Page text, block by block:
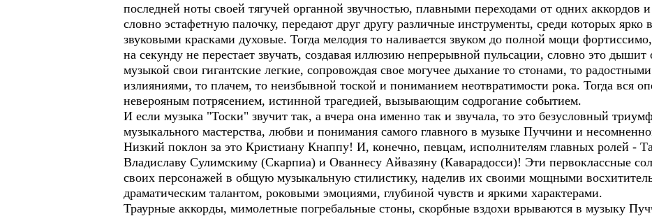
последней ноты своей тягучей органной звучностью, плавными переходами от одних аккордов
словно эстафетную палочку, передают друг другу различные инструменты, среди которых ярко
звуковыми красками духовые. Тогда мелодия то наливается звуком до полной мощи
на секунду не перестает звучать, создавая иллюзию непрерывной пульсации, словно это
музыкой свои гигантские легкие, сопровождая свое могучее дыхание то стонами, то
излияниями, то плачем, то неизбывной тоской и пониманием неотвратимости рока. Тогда вся
неверояным потрясением, истинной трагедией, вызывающим содрогание событием.
И если музыка "Тоски" звучит так, а вчера она именно так и звучала, то это безусловный
музыкального мастерства, любви и понимания самого главного в музыке Пуччини и
Низкий поклон за это Кристиану Кнаппу! И, конечно, певцам, исполнителям главных ролей -
Владиславу Сулимскиму (Скарпиа) и Ованнесу Айвазяну (Каварадосси)! Эти первоклассные
своих персонажей в общую музыкальную стилистику, наделив их своими мощными
драматическим талантом, роковыми эмоциями, глубиной чувств и яркими характерами.
Траурные аккорды, мимолетные погребальные стоны, скорбные вздохи врываются в музыку